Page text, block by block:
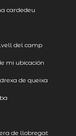
cardedeu
del camp
mi ubicación
de queixa
de llobregat